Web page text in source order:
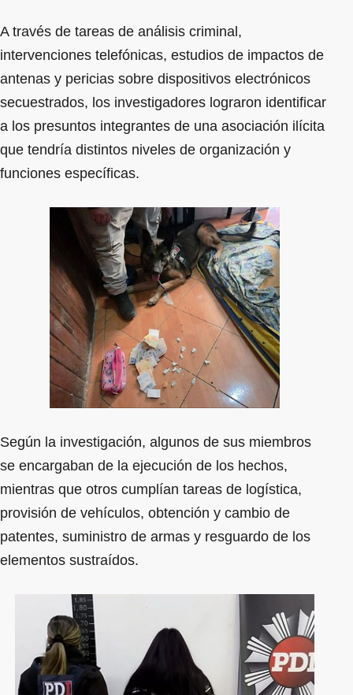
A través de tareas de análisis criminal,
intervenciones telefónicas, estudios de impactos de
antenas y pericias sobre dispositivos electrónicos
secuestrados, los investigadores lograron identificar
a los presuntos integrantes de una asociación ilícita
que tendría distintos niveles de organización y
funciones específicas.
Según la investigación, algunos de sus miembros
se encargaban de la ejecución de los hechos,
mientras que otros cumplían tareas de logística,
provisión de vehículos, obtención y cambio de
patentes, suministro de armas y resguardo de los
elementos sustraídos.